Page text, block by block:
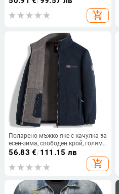
подплата, корейска мода, къса
яка с яка и дебела памучна
add_shopping_cart
Поларено мъжко яке с качулка за
есен-зима, свободен крой, голям
размер
56.83 €/111.15 лв
add_shopping_cart